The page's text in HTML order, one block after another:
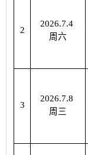
2
2026.7.4
周六
3
2026.7.8
周三